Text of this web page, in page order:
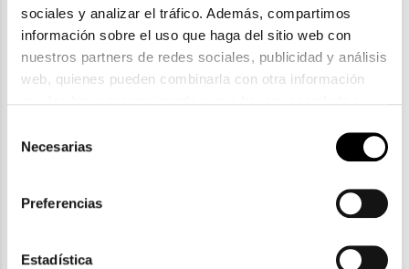
sociales y analizar el tráfico. Además, compartimos
información sobre el uso que haga del sitio web con
nuestros partners de redes sociales, publicidad y análisis
web, quienes pueden combinarla con otra información
la política de privacidad en el siguiente
. Consulta
Necesarias
Preferencias
Estadística
ENVIOS Y DEVOLUCIONES
Gratuitas a partir de 30€